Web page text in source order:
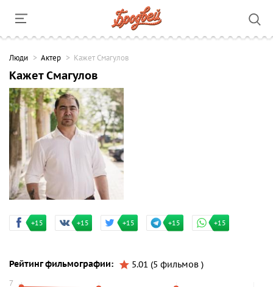
Люди Актер Кажет Смагулов
Кажет Смагулов
+15 +15 +15 +15 +15
Рейтинг фильмографии: 5.01 (5 фильмов )